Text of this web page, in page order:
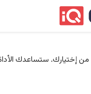
إختيارك. ستساعدك